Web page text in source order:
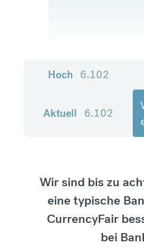
Hoch 6.102
Aktuell 6.102
Wir sind bis zu
eine typische
CurrencyFair
bei